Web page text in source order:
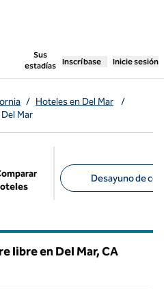
Sus
estadías
, abre una pestaña
Inscríbase Inicie sesión
/ Hoteles en Del Mar
/
Mar
Desayuno de
libre en Del Mar,CA